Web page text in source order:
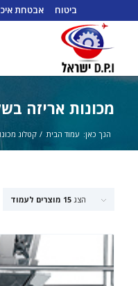
ביטוח אבטחת
מכונות אריזה
הנך כאן: עמוד הבית / קטלוג
הצג 15 מוצרים לעמוד